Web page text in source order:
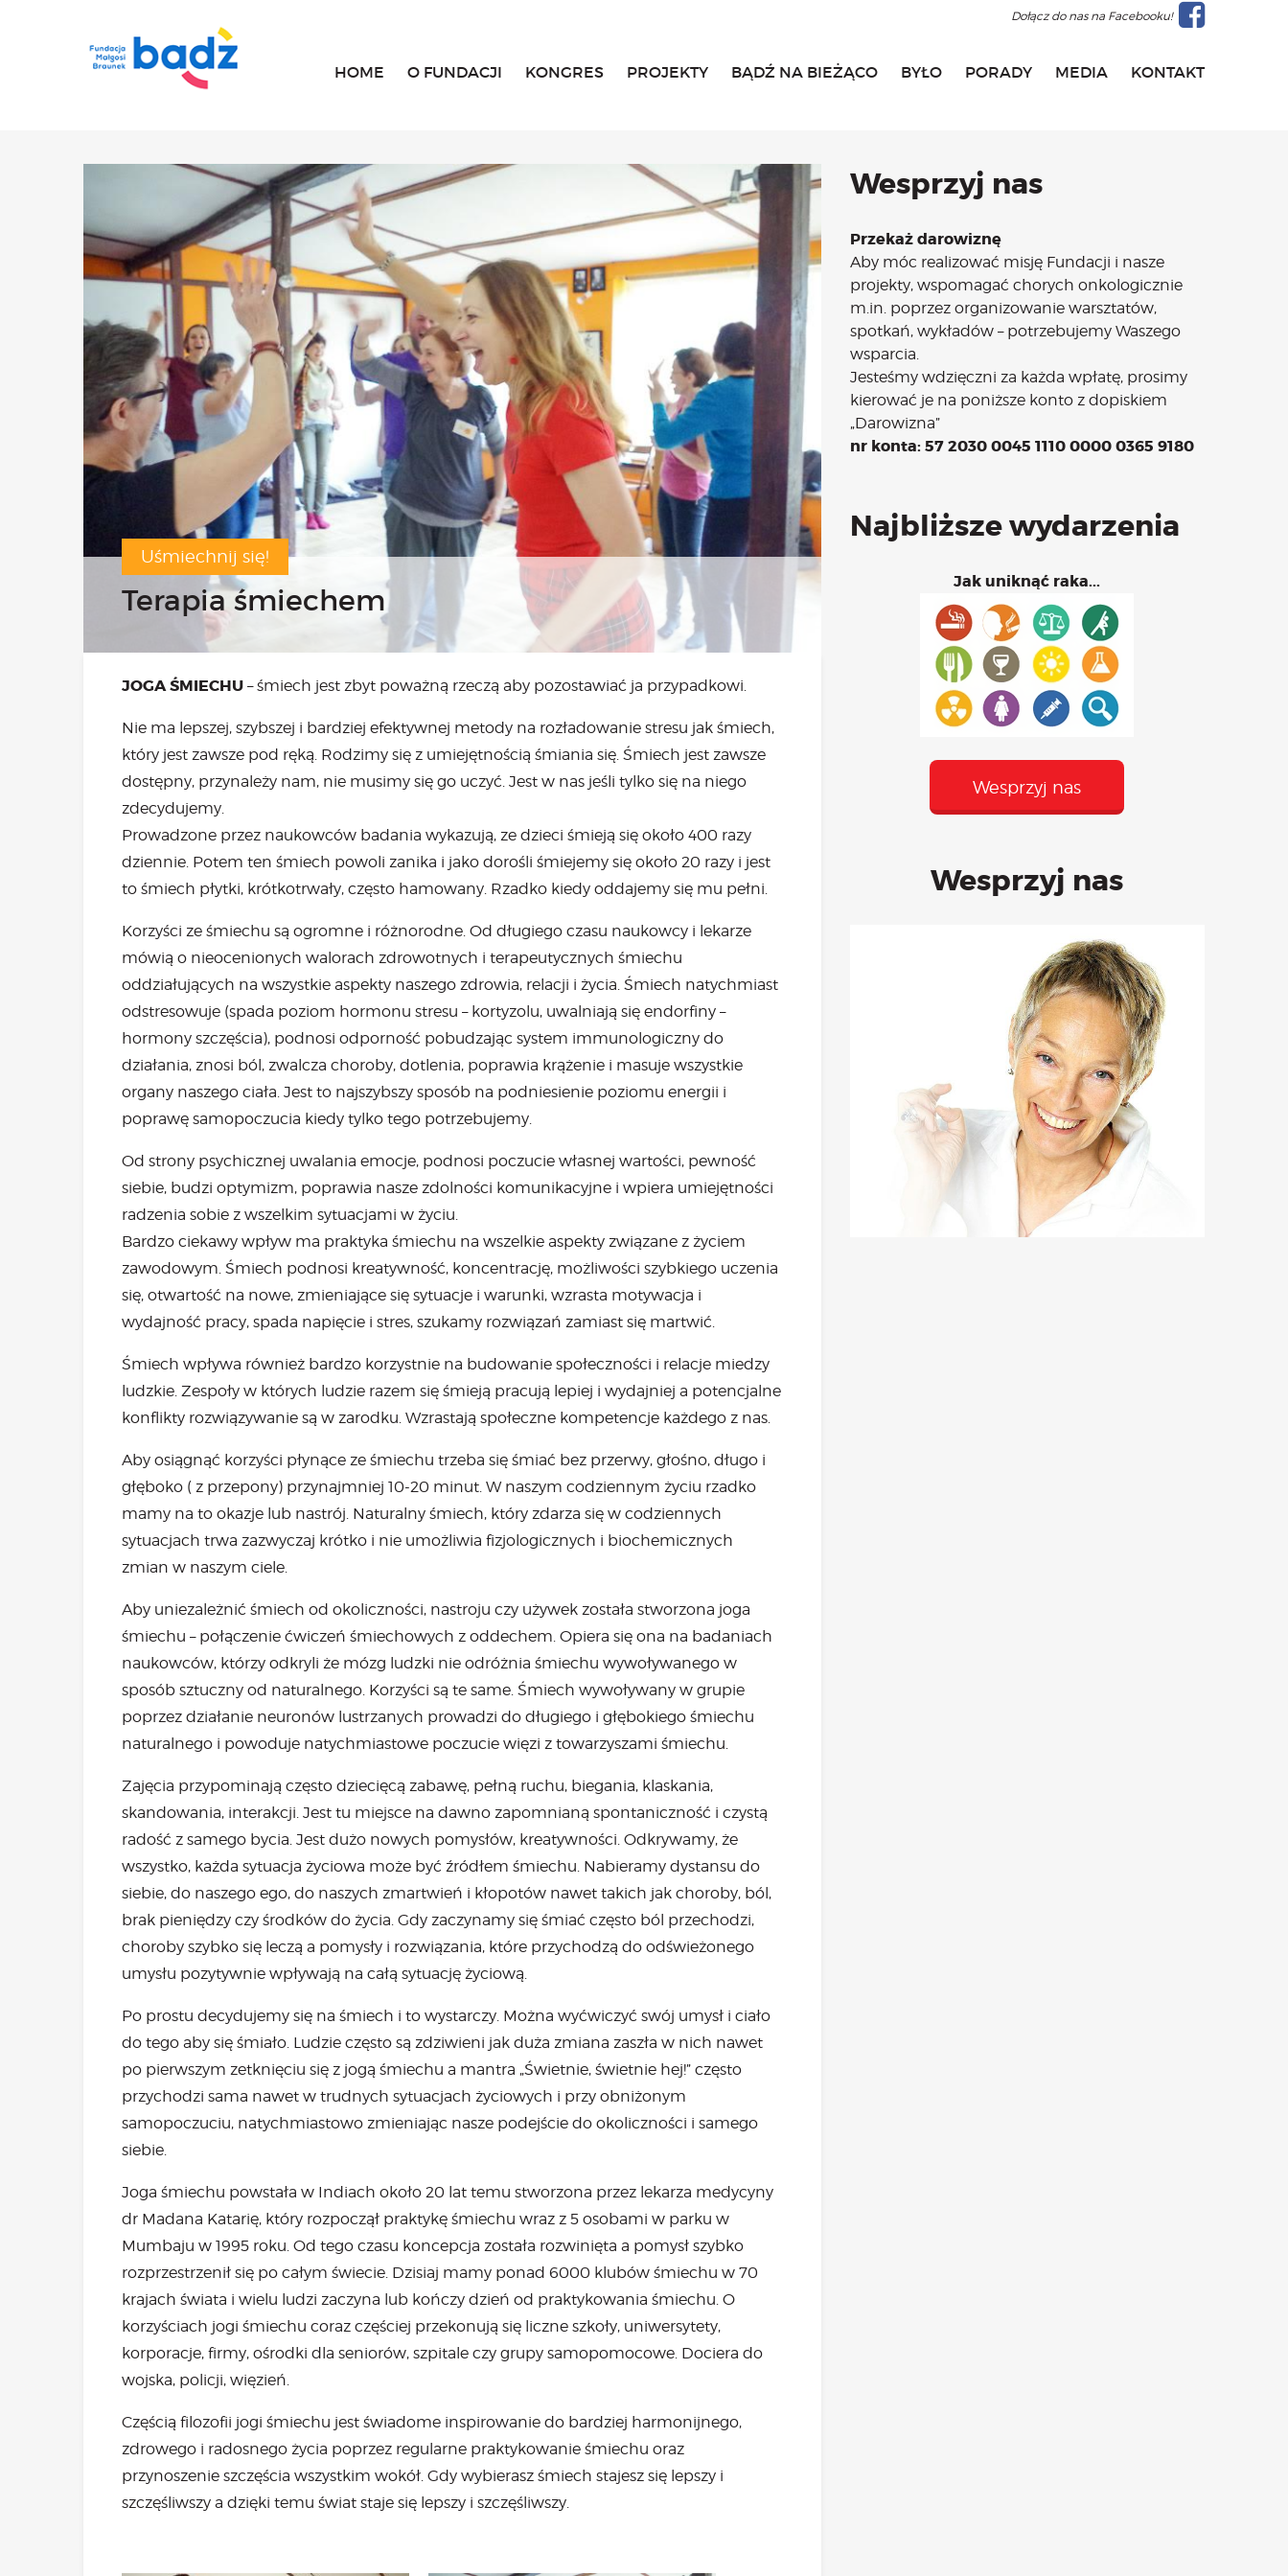
HOME O FUNDACJI KONGRES PROJEKTY BĄDŹ NA BIEŻĄCO BYŁO PORADY MEDIA KONTAKT
Dołącz do nas na Facebooku!
Uśmiechnij się!
Terapia śmiechem
JOGAŚMIECHU – śmiech jest zbyt poważną rzeczą aby pozostawiać ja przypadkowi.
Nie ma lepszej, szybszej i bardziej efektywnej metody na rozładowanie stresu jak śmiech,
który jest zawsze pod ręką. Rodzimy się z umiejętnością śmiania się. Śmiech jest zawsze
dostępny, przynależy nam, nie musimy się go uczyć. Jest w nas jeśli tylko się na niego
zdecydujemy.
Prowadzone przez naukowców badania wykazują, ze dzieci śmieją się około 400 razy
dziennie. Potem ten śmiech powoli zanika i jako dorośli śmiejemy się około 20 razy i jest
to śmiech płytki, krótkotrwały, często hamowany. Rzadko kiedy oddajemy się mu pełni.
Korzyści ze śmiechu są ogromne i różnorodne. Od długiego czasu naukowcy i lekarze
mówią o nieocenionych walorach zdrowotnych i terapeutycznych śmiechu
oddziałujących na wszystkie aspekty naszego zdrowia, relacji i życia. Śmiech natychmiast
odstresowuje (spada poziom hormonu stresu – kortyzolu, uwalniają się endorfiny –
hormony szczęścia), podnosi odporność pobudzając system immunologiczny do
działania, znosi ból, zwalcza choroby, dotlenia, poprawia krążenie i masuje wszystkie
organy naszego ciała. Jest to najszybszy sposób na podniesienie poziomu energii i
poprawę samopoczucia kiedy tylko tego potrzebujemy.
Od strony psychicznej uwalania emocje, podnosi poczucie własnej wartości, pewność
siebie, budzi optymizm, poprawia nasze zdolności komunikacyjne i wpiera umiejętności
radzenia sobie z wszelkim sytuacjami w życiu.
Bardzo ciekawy wpływ ma praktyka śmiechu na wszelkie aspekty związane z życiem
zawodowym. Śmiech podnosi kreatywność, koncentrację, możliwości szybkiego uczenia
się, otwartość na nowe, zmieniające się sytuacje i warunki, wzrasta motywacja i
wydajność pracy, spada napięcie i stres, szukamy rozwiązań zamiast się martwić.
Śmiech wpływa również bardzo korzystnie na budowanie społeczności i relacje miedzy
ludzkie. Zespoły w których ludzie razem się śmieją pracują lepiej i wydajniej a potencjalne
konflikty rozwiązywanie są w zarodku. Wzrastają społeczne kompetencje każdego z nas.
Aby osiągnąć korzyści płynące ze śmiechu trzeba się śmiać bez przerwy, głośno, długo i
głęboko ( z przepony) przynajmniej 10-20 minut. W naszym codziennym życiu rzadko
mamy na to okazje lub nastrój. Naturalny śmiech, który zdarza się w codziennych
sytuacjach trwa zazwyczaj krótko i nie umożliwia fizjologicznych i biochemicznych
zmian w naszym ciele.
Aby uniezależnić śmiech od okoliczności, nastroju czy używek została stworzona joga
śmiechu – połączenie ćwiczeń śmiechowych z oddechem. Opiera się ona na badaniach
naukowców, którzy odkryli że mózg ludzki nie odróżnia śmiechu wywoływanego w
sposób sztuczny od naturalnego. Korzyści są te same. Śmiech wywoływany w grupie
poprzez działanie neuronów lustrzanych prowadzi do długiego i głębokiego śmiechu
naturalnego i powoduje natychmiastowe poczucie więzi z towarzyszami śmiechu.
Zajęcia przypominają często dziecięcą zabawę, pełną ruchu, biegania, klaskania,
skandowania, interakcji. Jest tu miejsce na dawno zapomnianą spontaniczność i czystą
radość z samego bycia. Jest dużo nowych pomysłów, kreatywności. Odkrywamy, że
wszystko, każda sytuacja życiowa może być źródłem śmiechu. Nabieramy dystansu do
siebie, do naszego ego, do naszych zmartwień i kłopotów nawet takich jak choroby, ból,
brak pieniędzy czy środków do życia. Gdy zaczynamy się śmiać często ból przechodzi,
choroby szybko się leczą a pomysły i rozwiązania, które przychodzą do odświeżonego
umysłu pozytywnie wpływają na całą sytuację życiową.
Po prostu decydujemy się na śmiech i to wystarczy. Można wyćwiczyć swój umysł i ciało
do tego aby się śmiało. Ludzie często są zdziwieni jak duża zmiana zaszła w nich nawet
po pierwszym zetknięciu się z jogą śmiechu a mantra „Świetnie, świetnie hej!” często
przychodzi sama nawet w trudnych sytuacjach życiowych i przy obniżonym
samopoczuciu, natychmiastowo zmieniając nasze podejście do okoliczności i samego
siebie.
Joga śmiechu powstała w Indiach około 20 lat temu stworzona przez lekarza medycyny
dr Madana Katarię, który rozpoczął praktykę śmiechu wraz z 5 osobami w parku w
Mumbaju w 1995 roku. Od tego czasu koncepcja została rozwinięta a pomysł szybko
rozprzestrzenił się po całym świecie. Dzisiaj mamy ponad 6000 klubów śmiechu w 70
krajach świata i wielu ludzi zaczyna lub kończy dzień od praktykowania śmiechu. O
korzyściach jogi śmiechu coraz częściej przekonują się liczne szkoły, uniwersytety,
korporacje, firmy, ośrodki dla seniorów, szpitale czy grupy samopomocowe. Dociera do
wojska, policji, więzień.
Częścią filozofii jogi śmiechu jest świadome inspirowanie do bardziej harmonijnego,
zdrowego i radosnego życia poprzez regularne praktykowanie śmiechu oraz
przynoszenie szczęścia wszystkim wokół. Gdy wybierasz śmiech stajesz się lepszy i
szczęśliwszy a dzięki temu świat staje się lepszy i szczęśliwszy.
Wesprzyj nas
Przekaż darowiznę
Aby móc realizować misję Fundacji i nasze
projekty, wspomagać chorych onkologicznie
m.in. poprzez organizowanie warsztatów,
spotkań, wykładów – potrzebujemy Waszego
wsparcia.
Jesteśmy wdzięczni za każda wpłatę, prosimy
kierować je na poniższe konto z dopiskiem
„Darowizna”
nr konta: 57 2030 0045 1110 0000 0365 9180
Najbliższe wydarzenia
Jak uniknąć raka...
Wesprzyj nas
Wesprzyj nas
Home
List Małgosi
Statut
Zarząd
Rada Programowa
Wolontariusze
Sprawozdania
Kongres
O Kongresie
Kongres 2020
Kongres 2019
Kongres 2018
Projekty
Bezpłatne konsultacje psychologiczne online marzec – kwiecień – maj
Grupa praktyka oddechowa
Grupa wsparcia fundacji BądźMy
Jestem i Będę
Kurs mindfulness online
Bądź od Małego
Bądź w Kazimierzu
Infolinia
Zmieniamy niezdrowe na zdrowe
Cykl edukacyjny Powiat Piaseczeński
Onkoasystent
Bądź na bieżąco
aktualności
Będzie
Było
Porady
Lektury
Ciało
Duch
Psychika
Galeria
„Bądź” w mediach